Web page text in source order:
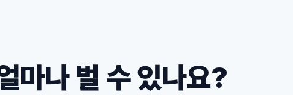
마나 벌 수 있나요?